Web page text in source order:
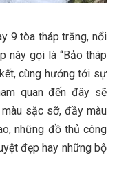
9 tòa tháp trắng, nổi
này gọi là “Bảo tháp
cùng hướng tới sự
quan đến đây sẽ
sặc sỡ, đầy màu
những đồ thủ công
đẹp hay những bộ